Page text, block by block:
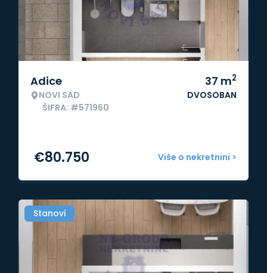
Adice
NOVI SAD
ŠIFRA: #571960
37 m2
DVOSOBAN
Više o nekretnini >
€80.750
Stanovi